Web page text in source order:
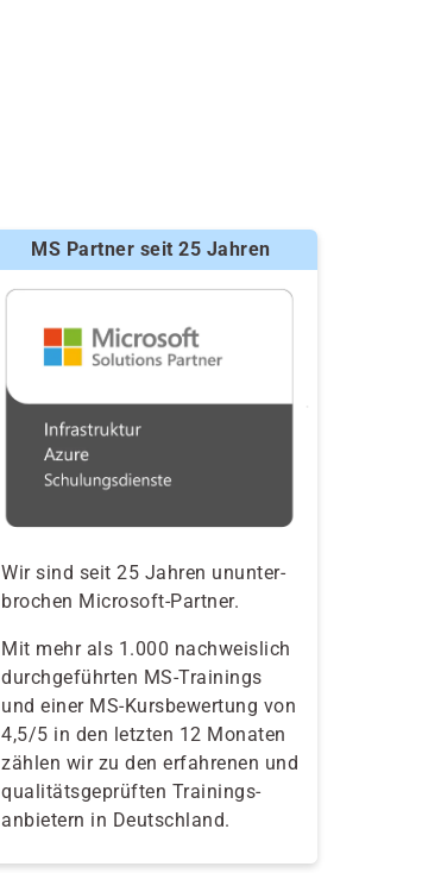
MS Partner seit 25 Jahren
Wir sind seit 25 Jahren ununter-
brochen Microsoft-Partner.
Mit mehr als 1.000 nachweislich
durchgeführten MS-Trainings
und einer MS-Kursbewertung von
4,5/5 in den letzten 12 Monaten
zählen wir zu den erfahrenen und
qualitäts­geprüften Trainings­
anbietern in Deutschland.